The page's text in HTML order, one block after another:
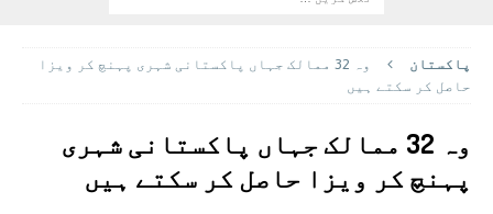
پاکستان
وہ 32 ممالک جہاں پاکستانی شہری پہنچ کر ویزا
حاصل کر سکتے ہیں
وہ 32 ممالک جہاں پاکستانی شہری
پہنچ کر ویزا حاصل کر سکتے ہیں